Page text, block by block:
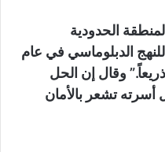
الحدودية
للنهج الدبلوماسي في عام
ذريعاً.” وقال إن الحل
تشعر بالأمان